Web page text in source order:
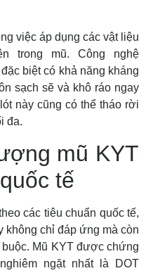
việc áp dụng các vật liệu
trong mũ. Công nghệ
biệt có khả năng kháng
sạch sẽ và khô ráo ngay
này cũng có thể tháo rời
đa.
mũ KYT
tế
các tiêu chuẩn quốc tế,
không chỉ đáp ứng mà còn
Mũ KYT được chứng
ngặt nhất là DOT